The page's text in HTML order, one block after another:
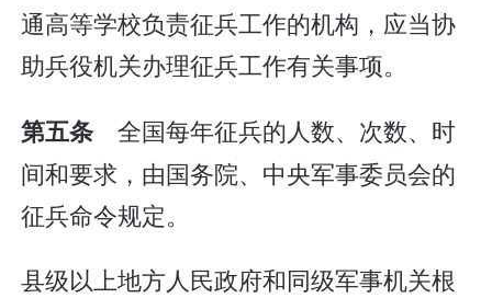
通高等学校负责征兵工作的机构，应当协
助兵役机关办理征兵工作有关事项。
第五条 全国每年征兵的人数、次数、时
间和要求，由国务院、中央军事委员会的
征兵命令规定。
县级以上地方人民政府和同级军事机关根